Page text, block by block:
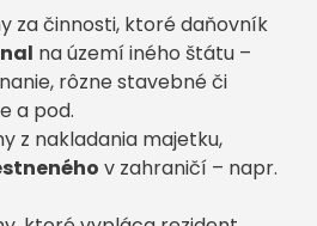
za činnosti, ktoré daňovník
na území iného štátu –
rôzne stavebné či
a pod.
z nakladania majetku,
v zahraničí – napr.